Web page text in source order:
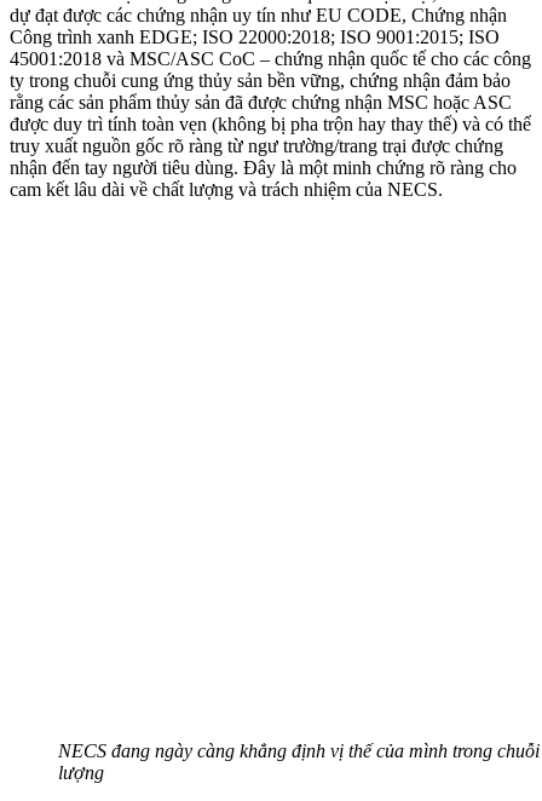
dự đạt được các chứng nhận uy tín như EU CODE, Chứng nhận
Công trình xanh EDGE; ISO 22000:2018; ISO 9001:2015; ISO
45001:2018 và MSC/ASC CoC – chứng nhận quốc tế cho các công
ty trong chuỗi cung ứng thủy sản bền vững, chứng nhận đảm bảo
rằng các sản phẩm thủy sản đã được chứng nhận MSC hoặc ASC
được duy trì tính toàn vẹn (không bị pha trộn hay thay thế) và có thể
truy xuất nguồn gốc rõ ràng từ ngư trường/trang trại được chứng
nhận đến tay người tiêu dùng. Đây là một minh chứng rõ ràng cho
cam kết lâu dài về chất lượng và trách nhiệm của NECS.
NECS đang ngày càng khẳng định vị thế của mình trong
lượng